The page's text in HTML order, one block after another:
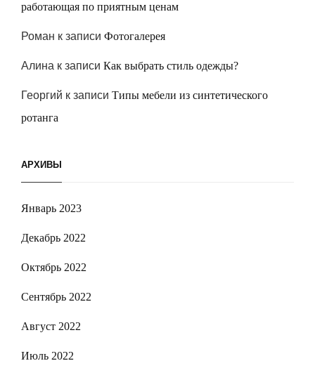
работающая по приятным ценам
Роман к записи Фотогалерея
Алина к записи Как выбрать стиль одежды?
Георгий к записи Типы мебели из синтетического
ротанга
АРХИВЫ
Январь 2023
Декабрь 2022
Октябрь 2022
Сентябрь 2022
Август 2022
Июль 2022